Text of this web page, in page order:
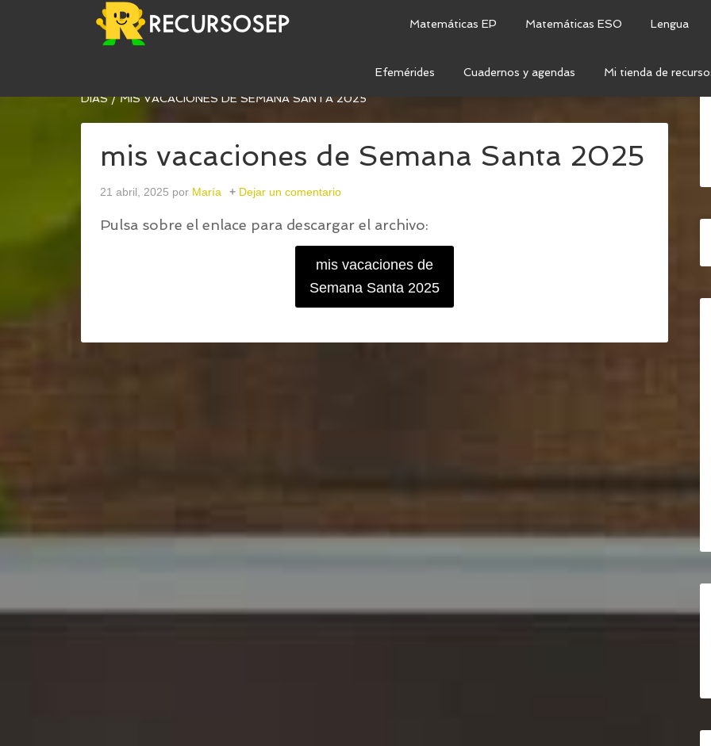
Matemáticas EP Matemáticas ESO Lengua
Efemérides Cuadernos y agendas Mi tienda de
MIS VACACIONES DE SEMANA SANTA, ACTIVIDAD PARA LOS PRIMEROS
DÍAS /MIS VACACIONES DE SEMANA SANTA 2025
mis vacaciones de Semana Santa 2025
21 abril, 2025 por María Dejar un comentario
Pulsa sobre el enlace para descargar el archivo:
mis vacaciones de
Semana Santa 2025